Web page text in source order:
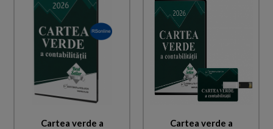
Cartea verde a
Cartea verde a